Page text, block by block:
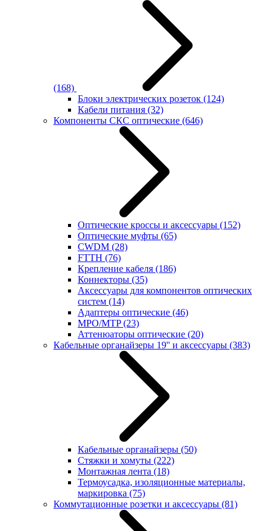
(168)
Блоки электрических розеток (124)
Кабели питания (32)
Компоненты СКС оптические (646)
Оптические кроссы и аксессуары (152)
Оптические муфты (65)
CWDM (28)
FTTH (76)
Крепление кабеля (186)
Коннекторы (35)
Аксессуары для компонентов оптических
систем (14)
Адаптеры оптические (46)
MPO/MTP(23)
Аттенюаторы оптические (20)
Кабельные органайзеры 19'' и аксессуары (383)
Кабельные органайзеры (50)
Стяжки и хомуты (222)
Монтажная лента (18)
Термоусадка, изоляционные материалы,
маркировка (75)
Коммутационные розетки и аксессуары (81)